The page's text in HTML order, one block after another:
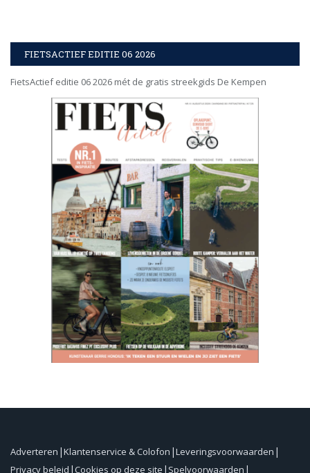
FIETSACTIEF EDITIE 06 2026
FietsActief editie 06 2026 mét de gratis streekgids De Kempen
Adverteren Klantenservice & Colofon Leveringsvoorwaarden
Privacy beleid Cookies op deze site Spelvoorwaarden